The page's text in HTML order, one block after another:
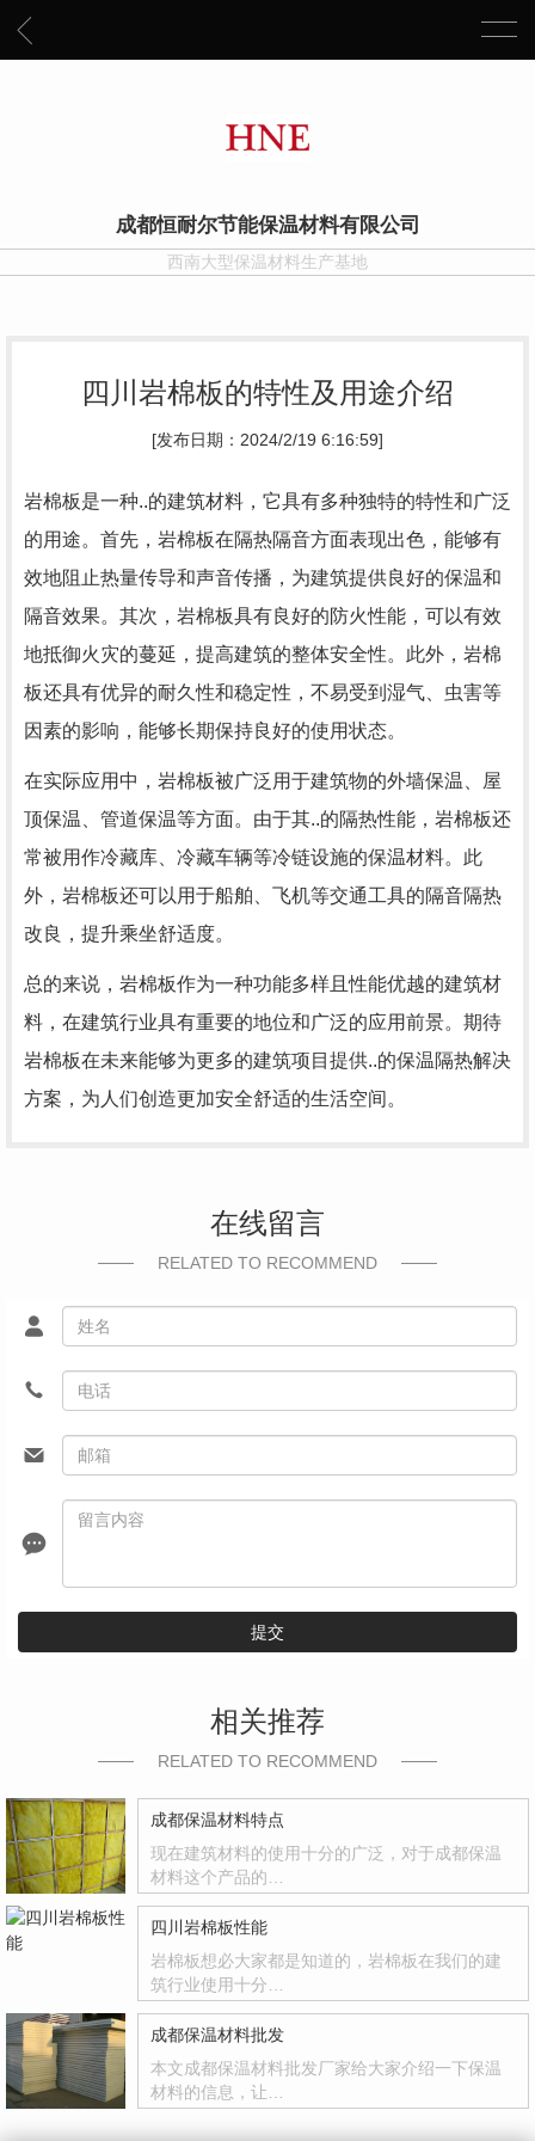
成都恒耐尔节能保温材料有限公司
西南大型保温材料生产基地
四川岩棉板的特性及用途介绍
[发布日期：2024/2/19 6:16:59]
岩棉板是一种..的建筑材料，它具有多种独特的特性和广泛
的用途。首先，岩棉板在隔热隔音方面表现出色，能够有
效地阻止热量传导和声音传播，为建筑提供良好的保温和
隔音效果。其次，岩棉板具有良好的防火性能，可以有效
地抵御火灾的蔓延，提高建筑的整体安全性。此外，岩棉
板还具有优异的耐久性和稳定性，不易受到湿气、虫害等
因素的影响，能够长期保持良好的使用状态。
在实际应用中，岩棉板被广泛用于建筑物的外墙保温、屋
顶保温、管道保温等方面。由于其..的隔热性能，岩棉板还
常被用作冷藏库、冷藏车辆等冷链设施的保温材料。此
外，岩棉板还可以用于船舶、飞机等交通工具的隔音隔热
改良，提升乘坐舒适度。
总的来说，岩棉板作为一种功能多样且性能优越的建筑材
料，在建筑行业具有重要的地位和广泛的应用前景。期待
岩棉板在未来能够为更多的建筑项目提供..的保温隔热解决
方案，为人们创造更加安全舒适的生活空间。
在线留言
RELATED TO RECOMMEND
提交
相关推荐
RELATED TO RECOMMEND
成都保温材料特点
现在建筑材料的使用十分的广泛，对于成都保温
材料这个产品的…
四川岩棉板性能
岩棉板想必大家都是知道的，岩棉板在我们的建
筑行业使用十分…
成都保温材料批发
本文成都保温材料批发厂家给大家介绍一下保温
材料的信息，让…